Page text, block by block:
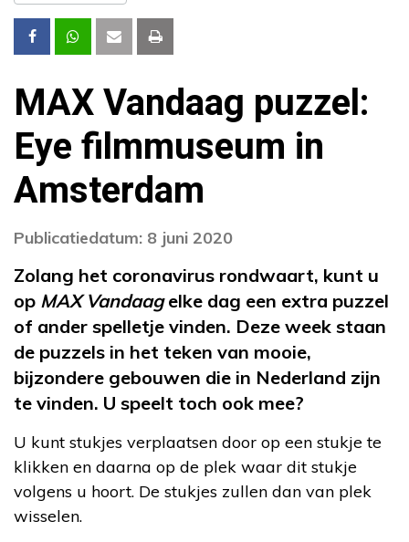
MAX Vandaag puzzel:
Eye filmmuseum in
Amsterdam
Publicatiedatum: 8 juni 2020
Zolang het coronavirus rondwaart, kunt u
op MAX Vandaagelke dag een extra puzzel
of ander spelletje vinden. Deze week staan
de puzzels in het teken van mooie,
bijzondere gebouwen die in Nederland zijn
te vinden. U speelt toch ook mee?
U kunt stukjes verplaatsen door op een stukje te
klikken en daarna op de plek waar dit stukje
volgens u hoort. De stukjes zullen dan van plek
wisselen.